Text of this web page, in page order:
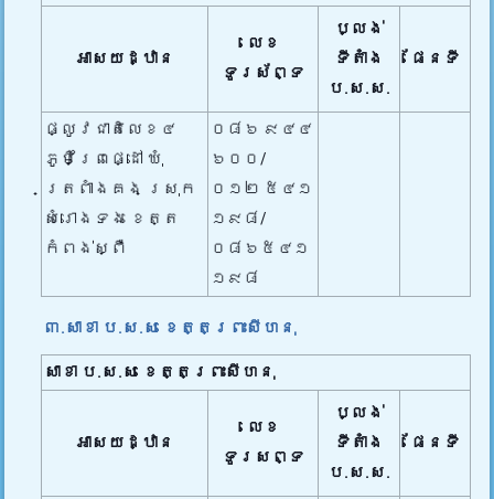
អាសយដ្ឋាន
លេខ
ទូរស័ព្ទ
ប្លង់
ទីតាំង
ប.ស.ស.
ផែនទី
ផ្លូវជាតិលេខ៤
ភូមិព្រៃផ្ដៅ ឃុំ
ត្រពាំងគង ស្រុក
សំរោងទង ខេត្ត
កំពង់ស្ពឺ
០៨៦ ៩៤៤
​៦០០​/
០១២​ ៥៤១
១៩៨/
០៨៦​៥៤១​
១៩៨
៣.សាខា ប.ស.ស ខេត្តព្រះសីហនុ
សាខា ប.ស.ស ខេត្តព្រះសីហនុ
អាសយដ្ឋាន
លេខ
ទូរសព្ទ
ប្លង់
ទីតាំង
ប.ស.ស.
ផែនទី